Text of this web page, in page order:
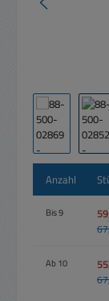
Anzahl
Bis9
Ab 10